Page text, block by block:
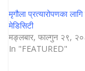
मृगौला प्रत्यारोपणका
मेडिसिटी
मङ्लबार, फाल्गुन २९,
In "FEATURED"